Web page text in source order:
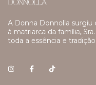
A Donna Donnolla
à matriarca da família,
toda a essência e